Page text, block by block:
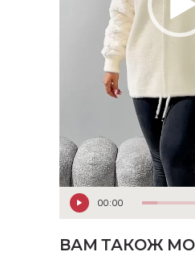
00:00
ВАМ ТАКОЖ